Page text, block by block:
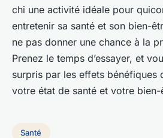
chi une activité idéale pour
entretenir sa santé et son bien-
ne pas donner une chance à la
Prenez le temps d’essayer, et
surpris par les effets bénéfiques
votre état de santé et votre bien-
Santé